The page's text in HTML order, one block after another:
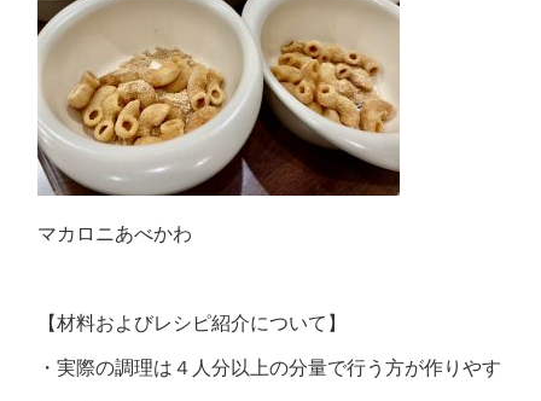
マカロニあべかわ
【材料およびレシピ紹介について】
・実際の調理は４人分以上の分量で行う方が作りやす